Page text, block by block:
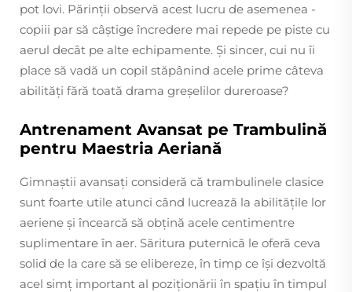
pot lovi. Părinții observă acest lucru de asemenea -
copiii par să câștige încredere mai repede pe piste cu
aerul decât pe alte echipamente. Și sincer, cui nu îi
place să vadă un copil stăpânind acele prime câteva
abilități fără toată drama greșelilor dureroase?
Antrenament Avansat pe Trambulină
pentru Maestria Aeriană
Gimnaștii avansați consideră că trambulinele clasice
sunt foarte utile atunci când lucrează la abilitățile lor
aeriene și încearcă să obțină acele centimentre
suplimentare în aer. Săritura puternică le oferă ceva
solid de la care să se elibereze, în timp ce își dezvoltă
acel simț important al poziționării în spațiu în timpul